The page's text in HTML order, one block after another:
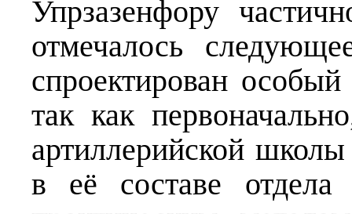
Упрзазенфору
отмечалось
спроектирован
так как
артиллерийской
в её составе отдела